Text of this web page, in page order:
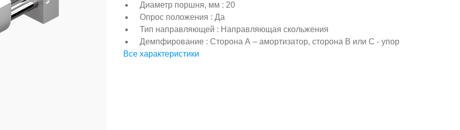
Диаметр поршня, мм : 20
Опрос положения : Да
Тип направляющей : Направляющая скольжения
Демпфирование : Сторона А – амортизатор, сторона В или С - упор
Все характеристики